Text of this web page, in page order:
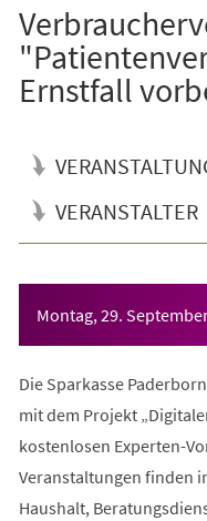
Ernstfall
VERANSTALTER
Montag, 29.
Die Sparkasse
mit dem Projekt
kostenlosen Experten-
Veranstaltungen finden
Haushalt,